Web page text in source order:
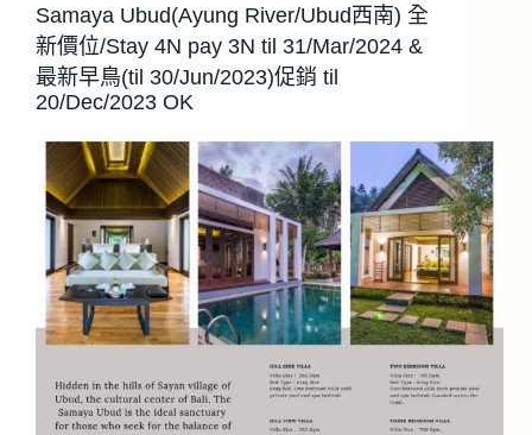
Samaya Ubud(Ayung River/Ubud西南) 全
新價位/Stay 4N pay 3N til 31/Mar/2024 &
最新早鳥(til 30/Jun/2023)促銷 til
20/Dec/2023 OK